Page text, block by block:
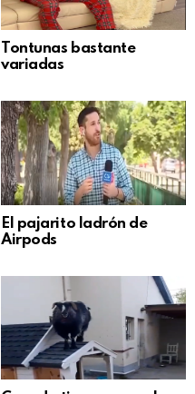
Tontunas bastante
variadas
El pajarito ladrón de
Airpods